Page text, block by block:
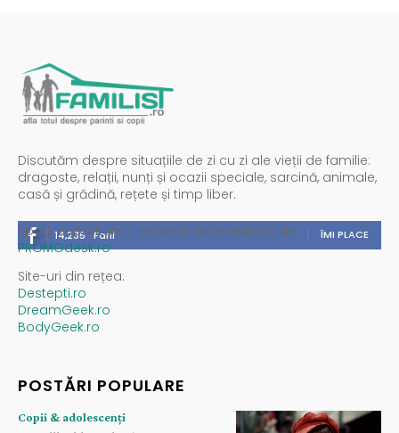
Discutăm despre situațiile de zi cu zi ale vieții de familie:
dragoste, relații, nunți și ocazii speciale, sarcină, animale,
casă și grădină, rețete și timp liber.
14,235 Fani ÎMI PLACE
Spații publicitare / reclamă administrată de
PROMOdesk.ro
Site-uri din rețea:
Destepti.ro
DreamGeek.ro
BodyGeek.ro
POSTĂRI POPULARE
Copii & adolescenți